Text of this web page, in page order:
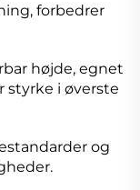
forbedrer
højde, egnet
styrke i øverste
og